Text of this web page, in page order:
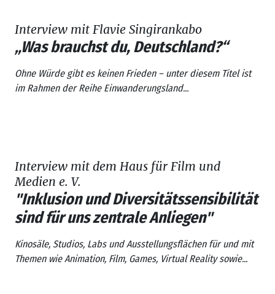
Interview mit Flavie Singirankabo
„Was brauchst du, Deutschland?“
Ohne Würde gibt es keinen Frieden– unter diesem Titel ist
im Rahmen der Reihe Einwanderungsland...
Interview mit dem Haus für Film und
Medien e. V.
"Inklusion und Diversitätssensibilität
sind für uns zentrale Anliegen"
Kinosäle, Studios, Labs und Ausstellungsflächen für und mit
Themen wie Animation, Film, Games, Virtual Reality sowie...